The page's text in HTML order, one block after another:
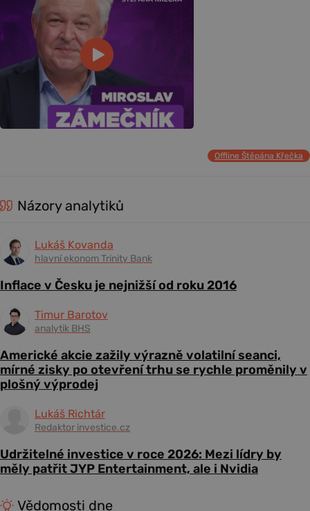
Offline Štěpána Křečka
Názory analytiků
Lukáš Kovanda
hlavní ekonom Trinity Bank
Inflace v Česku je nejnižší od roku 2016
Timur Barotov
analytik BHS
Americké akcie zažily výrazně volatilní seanci,
mírné zisky po otevření trhu se rychle proměnily v
plošný výprodej
Lukáš Richtár
Redaktor investice.cz
Udržitelné investice v roce 2026: Mezi lídry by
měly patřit JYP Entertainment, ale i Nvidia
Vědomosti dne